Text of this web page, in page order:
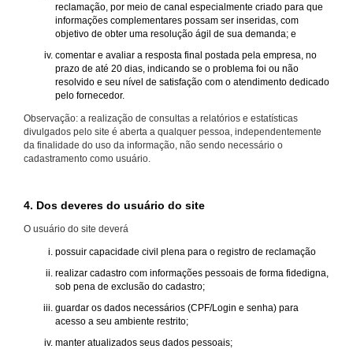
reclamação, por meio de canal especialmente criado para que
informações complementares possam ser inseridas, com
objetivo de obter uma resolução ágil de sua demanda; e
comentar e avaliar a resposta final postada pela empresa, no
prazo de até 20 dias, indicando se o problema foi ou não
resolvido e seu nível de satisfação com o atendimento dedicado
pelo fornecedor.
Observação: a realização de consultas a relatórios e estatísticas
divulgados pelo site é aberta a qualquer pessoa, independentemente
da finalidade do uso da informação, não sendo necessário o
cadastramento como usuário.
4. Dos deveres do usuário do site
O usuário do site deverá
possuir capacidade civil plena para o registro de reclamação
realizar cadastro com informações pessoais de forma fidedigna,
sob pena de exclusão do cadastro;
guardar os dados necessários (CPF/Login e senha) para
acesso a seu ambiente restrito;
manter atualizados seus dados pessoais;